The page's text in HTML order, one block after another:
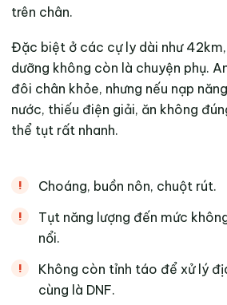
trên chân.
Đặc biệt ở các cự ly dài như
dưỡng không còn là chuyện phụ.
đôi chân khỏe, nhưng nếu nạp
nước, thiếu điện giải, ăn không
thể tụt rất nhanh.
Choáng, buồn nôn, chuột rút.
Tụt năng lượng đến mức
nổi.
Không còn tỉnh táo để xử lý
cùng là DNF.